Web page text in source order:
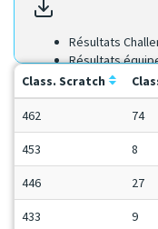
Résultats
Résultats
Résultats
Résultats
Class. Scratch
462 74
453 8
446 27
433 9